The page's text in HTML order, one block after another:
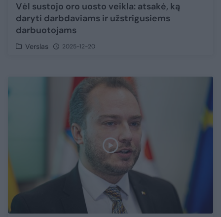
Vėl sustojo oro uosto veikla: atsakė, ką
daryti darbdaviams ir užstrigusiems
darbuotojams
Verslas 2025-12-20